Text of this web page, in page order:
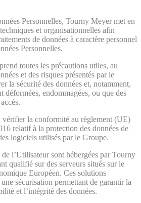
Personnelles, Tourny Meyer met en
et organisationnelles afin
de données à caractère personnel
Personnelles.
toutes les précautions utiles, au
et des risques présentés par le
la sécurité des données et, notamment,
déformées, endommagées, ou que des
vérifier la conformité au règlement (UE)
relatif à la protection des données de
logiciels utilisés par le Groupe.
l’Utilisateur sont hébergées par Tourny
qualifié sur des serveurs situés sur le
Européen. Ces solutions
sécurisation permettant de garantir la
et l’intégrité des données.